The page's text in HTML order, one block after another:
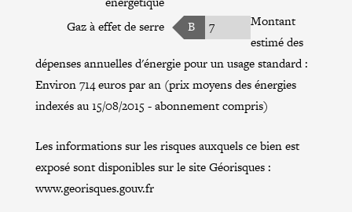
Gaz à effet de serre B 7
Montant
estimé des
dépenses annuelles d'énergie pour un usage standard :
Environ 714 euros par an (prix moyens des énergies
indexés au 15/08/2015 - abonnement compris)
Les informations sur les risques auxquels ce bien est
exposé sont disponibles sur le site Géorisques :
www.georisques.gouv.fr